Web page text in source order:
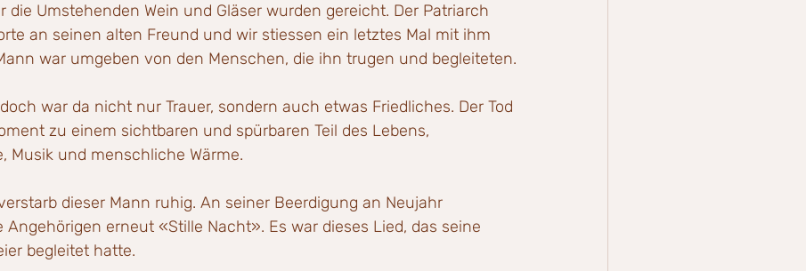
Umstehenden Wein und Gläser wurden gereicht. Der Patriarch
an seinen alten Freund und wir stiessen ein letztes Mal mit ihm
war umgeben von den Menschen, die ihn trugen und begleiteten.
war da nicht nur Trauer, sondern auch etwas Friedliches. Der Tod
zu einem sichtbaren und spürbaren Teil des Lebens,
Musik und menschliche Wärme.
dieser Mann ruhig. An seiner Beerdigung an Neujahr
erneut «Stille Nacht». Es war dieses Lied, das seine
begleitet hatte.